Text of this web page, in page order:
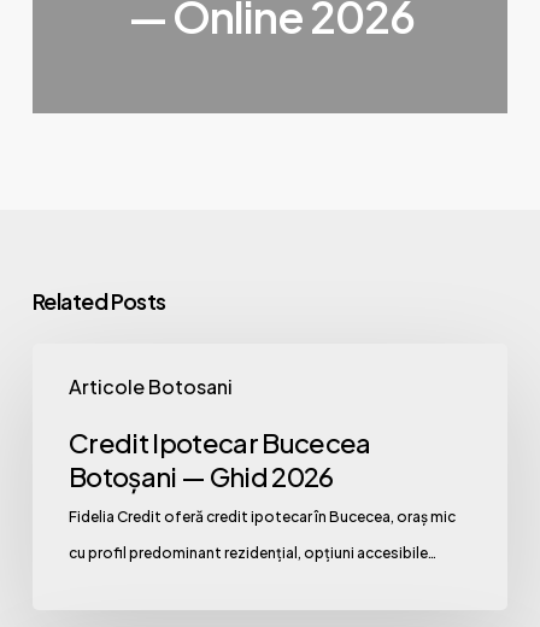
— Online 2026
Related Posts
Articole Botosani
Ipotecar
Bucecea
Botoșani
Credit Ipotecar Bucecea
Botoșani — Ghid 2026
Fidelia Credit oferă credit ipotecar în Bucecea, oraș mic
cu profil predominant rezidențial, opțiuni accesibile…